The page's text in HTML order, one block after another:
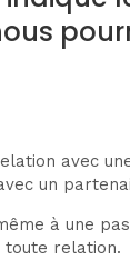
avec
un
à une
toute relation.